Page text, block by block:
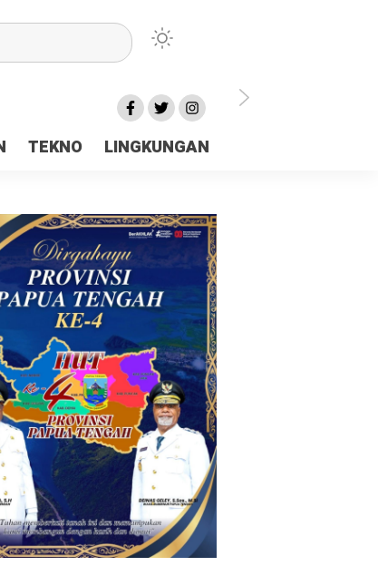
TEKNO LINGKUNGAN
Tanah Papua
Rp23 Miliar Disorot